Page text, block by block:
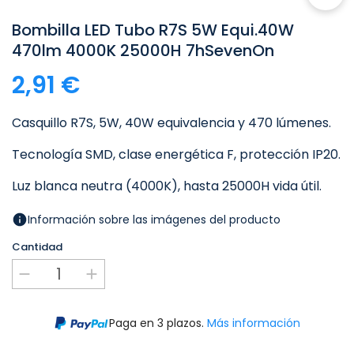
Bombilla LED Tubo R7S 5W Equi.40W
470lm 4000K 25000H 7hSevenOn
2,91 €
Casquillo R7S, 5W, 40W equivalencia y 470 lúmenes.
Tecnología SMD, clase energética F, protección IP20.
Luz blanca neutra (4000K), hasta 25000H vida útil.
Información sobre las imágenes del producto
Cantidad
Paga en 3 plazos. Más información